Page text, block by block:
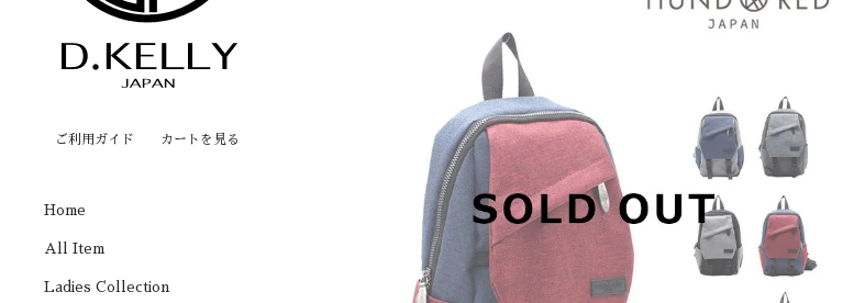
ご利用ガイド カートを見る
Home
All Item
Ladies Collection